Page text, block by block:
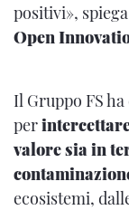
positivi», spiega
Open
Il Gruppo FS
per
valore sia in
ecosistemi,